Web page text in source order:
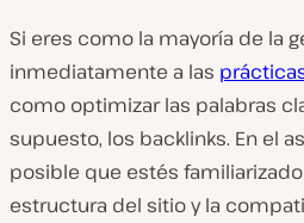
Si eres como la mayoría de la
inmediatamente a las
como optimizar las palabras
supuesto, los backlinks. En el
posible que estés
estructura del sitio y la